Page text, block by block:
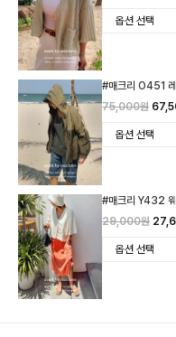
#매크리 O451
75,000원
#매크리 Y432 웨
29,000원